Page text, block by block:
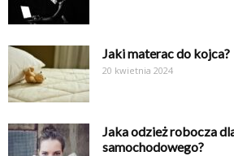
Jaki materac do kojca?
20 kwietnia 2024
Jaka odzież robocza
samochodowego?